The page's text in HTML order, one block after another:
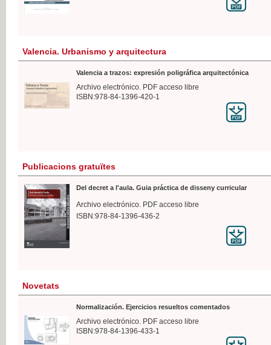
Valencia. Urbanismo y arquitectura
Valencia a trazos: expresión poligráfica arquitectónica
Archivo electrónico. PDF acceso libre
ISBN:978-84-1396-420-1
Publicacions gratuïtes
Del decret a l'aula. Guia práctica de disseny curricular
Archivo electrónico. PDF acceso libre
ISBN:978-84-1396-436-2
Novetats
Normalización. Ejercicios resueltos comentados
Archivo electrónico. PDF acceso libre
ISBN:978-84-1396-433-1